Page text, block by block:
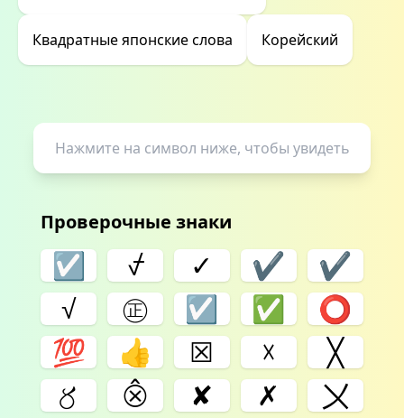
Квадратные японские слова Корейский
Проверочные знаки
☑ ⍻ ✓ ✔︎
✔️
√
㊣ ☑️ ✅
⭕️
💯
👍 ☒ ☓
╳
〥
⨶ ✘ ✗
〤